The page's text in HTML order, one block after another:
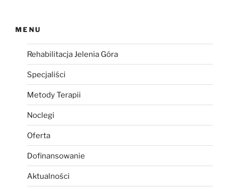
MENU
Rehabilitacja Jelenia Góra
Specjaliści
Metody Terapii
Noclegi
Oferta
Dofinansowanie
Aktualności